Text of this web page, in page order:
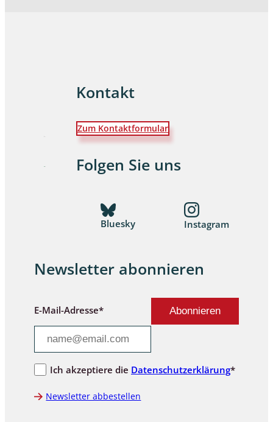
Kontakt
Zum Kontaktformular
Folgen Sie uns
Bluesky Instagram
Newsletter abonnieren
E-Mail-Adresse*
Ich akzeptiere die Datenschutzerklärung*
Newsletter abbestellen